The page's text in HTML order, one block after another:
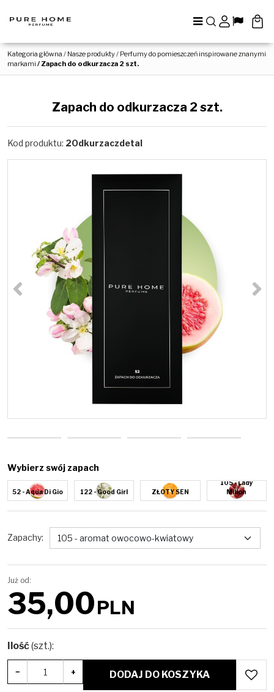
Menu
SzukajPanelLang
Kategoria główna / Nasze produkty/ Perfumy do pomieszczeń inspirowane znanymi
markami /Zapach do odkurzacza 2 szt.
Zapach do odkurzacza 2 szt.
Kod produktu: 2Odkurzaczdetal
<
Wybierz swój zapach
52 - Aqua Di Gio 122 - Good Girl ZŁOTY SEN
105 - Lady
Milion
Zapachy:
Już od:
35,00PLN
Ilość(szt.):
− + DODAJ DO KOSZYKA